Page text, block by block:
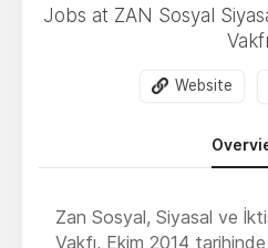
Jobs at ZAN Sosyal
Vakfı
Website
Zan Sosyal, Siyasal ve
Vakfı, Ekim 2014